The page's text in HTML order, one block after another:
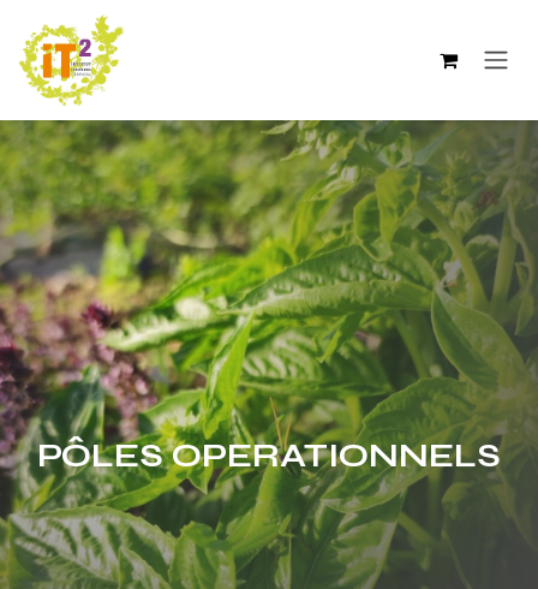
Se rendre au contenu
PÔLES OPERATIONNELS